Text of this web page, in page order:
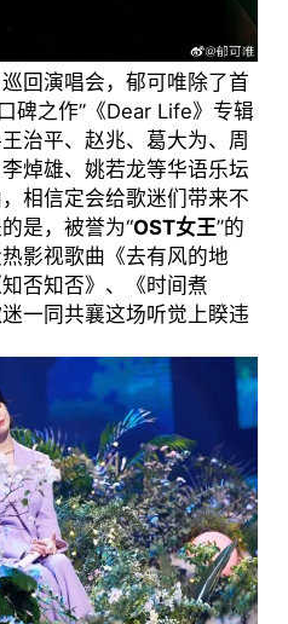
巡回演唱会，郁可唯除了首
碑之作”《Dear Life》专辑
治平、赵兆、葛大为、周
焯雄、姚若龙等华语乐坛
相信定会给歌迷们带来不
是，被誉为“OST女王”的
影视歌曲《去有风的地
否知否》、《时间煮
一同共襄这场听觉上睽违